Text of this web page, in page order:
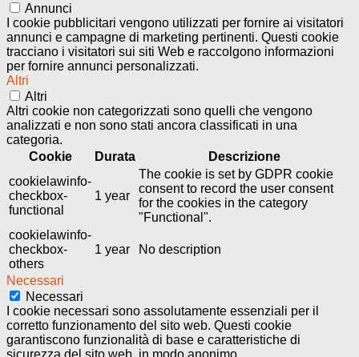
Annunci
I cookie pubblicitari vengono utilizzati per fornire ai visitatori
annunci e campagne di marketing pertinenti. Questi cookie
tracciano i visitatori sui siti Web e raccolgono informazioni
per fornire annunci personalizzati.
Altri
Altri
Altri cookie non categorizzati sono quelli che vengono
analizzati e non sono stati ancora classificati in una
categoria.
Cookie
Durata
Descrizione
cookielawinfo-
checkbox-
functional
1 year
The cookie is set by GDPR cookie
consent to record the user consent
for the cookies in the category
"Functional".
cookielawinfo-
checkbox-
others
1 year No description
Necessari
Necessari
I cookie necessari sono assolutamente essenziali per il
corretto funzionamento del sito web. Questi cookie
garantiscono funzionalità di base e caratteristiche di
sicurezza del sito web, in modo anonimo.